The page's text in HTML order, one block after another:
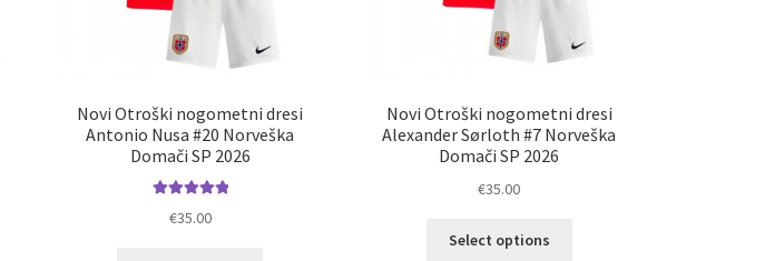
Novi Otroški nogometni dresi
Antonio Nusa #20 Norveška
Domači SP 2026
€35.00
Novi Otroški nogometni dresi
Alexander Sørloth #7 Norveška
Domači SP 2026
€35.00
Select options